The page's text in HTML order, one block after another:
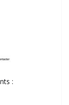
: